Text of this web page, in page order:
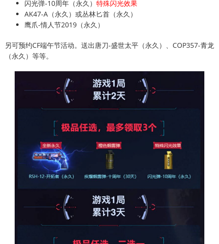
闪光弹-10周年（永久） 特殊闪光效果
AK47-A（永久）或丛林匕首（永久）
鹰爪-情人节2019（永久）
另可预约CF端午节活动。送出唐刀-盛世太平（永久）、COP357-青龙
（永久）等等。